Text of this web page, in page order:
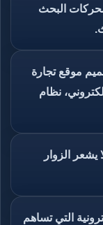
محركات البحث
موقع تجارة
نظام
يشعر الزوار
التي تساهم